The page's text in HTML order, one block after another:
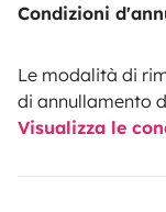
Condizioni
Le modalità di
di annullamento
Visualizza le